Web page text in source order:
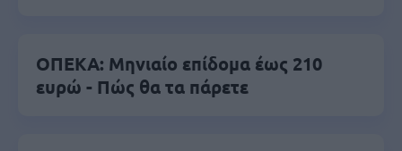
ΟΠΕΚΑ: Μηνιαίο επίδομα έως 210
ευρώ - Πώς θα τα πάρετε